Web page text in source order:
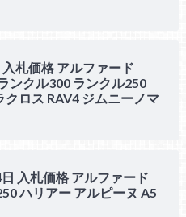
札価格 アルファード
ンクル300 ランクル250
ロス RAV4 ジムニーノマ
入札価格 アルファード
ハリアー アルピーヌ A5